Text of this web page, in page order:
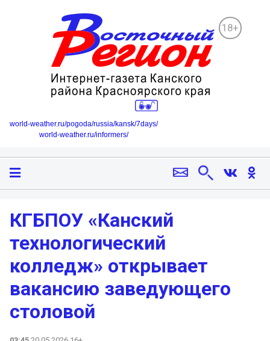
18+
world-weather.ru/pogoda/russia/kansk/7days/
world-weather.ru/informers/
КГБПОУ «Канский
технологический
колледж» открывает
вакансию заведующего
столовой